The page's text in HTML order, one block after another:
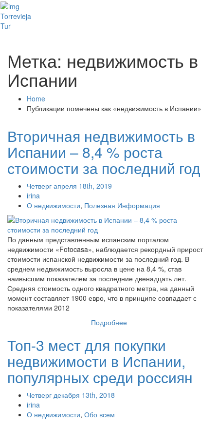
Torrevieja
Tur
Метка: недвижимость в
Испании
Home
Публикации помечены как «недвижимость в Испании»
Вторичная недвижимость в
Испании – 8,4 % роста
стоимости за последний год
Четверг апреля 18th, 2019
irina
О недвижимости, Полезная Информация
По данным представленным испанским порталом
недвижимости «Fotocasa», наблюдается рекордный прирост
стоимости испанской недвижимости за последний год. В
среднем недвижимость выросла в цене на 8,4 %, став
наивысшим показателем за последние двенадцать лет.
Средняя стоимость одного квадратного метра, на данный
момент составляет 1900 евро, что в принципе совпадает с
показателями 2012
Подробнее
Топ-3 мест для покупки
недвижимости в Испании,
популярных среди россиян
Четверг декабря 13th, 2018
irina
О недвижимости, Обо всем